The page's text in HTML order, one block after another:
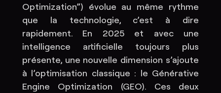
Optimization”) évolue au même rythme
que la technologie, c’est à dire
rapidement. En 2025 et avec une
intelligence artificielle toujours plus
présente, une nouvelle dimension s’ajoute
à l’optimisation classique : le Générative
Engine Optimization (GEO). Ces deux